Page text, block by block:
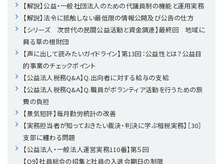
評議員
登記関連
定款関連
法改正-法人運営
寄附
税務
インボイス
電子帳簿保存法
給与計算
法改正-労務
利益相反取引
個人情報
法改正-法務
経営
資産運用
IT
連載
連載
論壇
カレンダー
NEWS・TOPIC・特報
【連載】オピニオンリーダーのnote
【連載】公益法人制度のリアル
【連載】これからの時代の資産運用
【連載】採用・定着・育成のための人事戦略
【連載】事例に学ぶ立入検査で想定される指摘事項
【連載】シェアコモン200インタビュー
無料記事
公益・一般法人オンラインとは
登録案内
専門誌一覧
【解説】公益・一般社団法人のための代議員制の機能と運用実務
【解説】法令に抵触しない最低限の情報公開及び公告の仕方
【シリーズ 次世代の民間公益活動と資金調達】最終回 地域に
興る草の根財団
【声に出して読みたいガイドライン】第13回：公益性とは？公益目
的事業のチェックポイント
【公益法人税務Q&A】Q.出向者に対する給与の支給
【公益法人税務Q&A】Q.職員がボランティア活動を行うための旅
費の負担
【景気短評】毎月勤労統計の改善
【実務担当者が知っておきたい裁決・判決に学ぶ租税実務】［30］
支部に纏わる問題
【公益法人・一般法人運営実務110番】第５回
【Q9】社員総会の招集と社員の入退会期日の制限